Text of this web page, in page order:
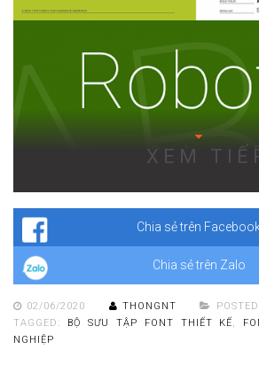
XEM
Chia sẻ trên
Chia sẻ trên Zalo
02/06/2020 THONGNT
TAGGED: BỘ SƯU TẬP FONT THIẾT KẾ,
NGHIỆP